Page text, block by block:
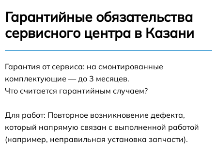
Гарантийные обязательства
сервисного центра в Казани
Гарантия от сервиса: на смонтированные
комплектующие — до 3 месяцев.
Что считается гарантийным случаем?
Для работ: Повторное возникновение дефекта,
который напрямую связан с выполненной работой
(например, неправильная установка запчасти).